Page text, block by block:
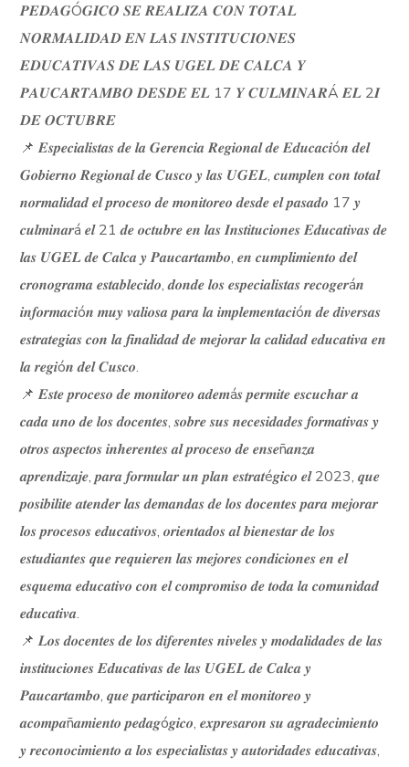
𝑷𝑬𝑫𝑨𝑮Ó𝑮𝑰𝑪𝑶 𝑺𝑬 𝑹𝑬𝑨𝑳𝑰𝒁𝑨 𝑪𝑶𝑵 𝑻𝑶𝑻𝑨𝑳
𝑵𝑶𝑹𝑴𝑨𝑳𝑰𝑫𝑨𝑫 𝑬𝑵 𝑳𝑨𝑺 𝑰𝑵𝑺𝑻𝑰𝑻𝑼𝑪𝑰𝑶𝑵𝑬𝑺
𝑬𝑫𝑼𝑪𝑨𝑻𝑰𝑽𝑨𝑺 𝑫𝑬 𝑳𝑨𝑺 𝑼𝑮𝑬𝑳 𝑫𝑬 𝑪𝑨𝑳𝑪𝑨 𝒀
𝑷𝑨𝑼𝑪𝑨𝑹𝑻𝑨𝑴𝑩𝑶 𝑫𝑬𝑺𝑫𝑬 𝑬𝑳 17 𝒀 𝑪𝑼𝑳𝑴𝑰𝑵𝑨𝑹Á 𝑬𝑳 2𝑰
𝑫𝑬 𝑶𝑪𝑻𝑼𝑩𝑹𝑬
📌 𝑬𝒔𝒑𝒆𝒄𝒊𝒂𝒍𝒊𝒔𝒕𝒂𝒔 𝒅𝒆 𝒍𝒂 𝑮𝒆𝒓𝒆𝒏𝒄𝒊𝒂 𝑹𝒆𝒈𝒊𝒐𝒏𝒂𝒍 𝒅𝒆 𝑬𝒅𝒖𝒄𝒂𝒄𝒊ó𝒏 𝒅𝒆𝒍
𝑮𝒐𝒃𝒊𝒆𝒓𝒏𝒐 𝑹𝒆𝒈𝒊𝒐𝒏𝒂𝒍 𝒅𝒆 𝑪𝒖𝒔𝒄𝒐 𝒚 𝒍𝒂𝒔 𝑼𝑮𝑬𝑳, 𝒄𝒖𝒎𝒑𝒍𝒆𝒏 𝒄𝒐𝒏 𝒕𝒐𝒕𝒂𝒍
𝒏𝒐𝒓𝒎𝒂𝒍𝒊𝒅𝒂𝒅 𝒆𝒍 𝒑𝒓𝒐𝒄𝒆𝒔𝒐 𝒅𝒆 𝒎𝒐𝒏𝒊𝒕𝒐𝒓𝒆𝒐 𝒅𝒆𝒔𝒅𝒆 𝒆𝒍 𝒑𝒂𝒔𝒂𝒅𝒐 17 𝒚
𝒄𝒖𝒍𝒎𝒊𝒏𝒂𝒓á 𝒆𝒍 21 𝒅𝒆 𝒐𝒄𝒕𝒖𝒃𝒓𝒆 𝒆𝒏 𝒍𝒂𝒔 𝑰𝒏𝒔𝒕𝒊𝒕𝒖𝒄𝒊𝒐𝒏𝒆𝒔 𝑬𝒅𝒖𝒄𝒂𝒕𝒊𝒗𝒂𝒔 𝒅𝒆
𝒍𝒂𝒔 𝑼𝑮𝑬𝑳 𝒅𝒆 𝑪𝒂𝒍𝒄𝒂 𝒚 𝑷𝒂𝒖𝒄𝒂𝒓𝒕𝒂𝒎𝒃𝒐, 𝒆𝒏 𝒄𝒖𝒎𝒑𝒍𝒊𝒎𝒊𝒆𝒏𝒕𝒐 𝒅𝒆𝒍
𝒄𝒓𝒐𝒏𝒐𝒈𝒓𝒂𝒎𝒂 𝒆𝒔𝒕𝒂𝒃𝒍𝒆𝒄𝒊𝒅𝒐, 𝒅𝒐𝒏𝒅𝒆 𝒍𝒐𝒔 𝒆𝒔𝒑𝒆𝒄𝒊𝒂𝒍𝒊𝒔𝒕𝒂𝒔 𝒓𝒆𝒄𝒐𝒈𝒆𝒓á𝒏
𝒊𝒏𝒇𝒐𝒓𝒎𝒂𝒄𝒊ó𝒏 𝒎𝒖𝒚 𝒗𝒂𝒍𝒊𝒐𝒔𝒂 𝒑𝒂𝒓𝒂 𝒍𝒂 𝒊𝒎𝒑𝒍𝒆𝒎𝒆𝒏𝒕𝒂𝒄𝒊ó𝒏 𝒅𝒆 𝒅𝒊𝒗𝒆𝒓𝒔𝒂𝒔
𝒆𝒔𝒕𝒓𝒂𝒕𝒆𝒈𝒊𝒂𝒔 𝒄𝒐𝒏 𝒍𝒂 𝒇𝒊𝒏𝒂𝒍𝒊𝒅𝒂𝒅 𝒅𝒆 𝒎𝒆𝒋𝒐𝒓𝒂𝒓 𝒍𝒂 𝒄𝒂𝒍𝒊𝒅𝒂𝒅 𝒆𝒅𝒖𝒄𝒂𝒕𝒊𝒗𝒂 𝒆𝒏
𝒍𝒂 𝒓𝒆𝒈𝒊ó𝒏 𝒅𝒆𝒍 𝑪𝒖𝒔𝒄𝒐.
📌 𝑬𝒔𝒕𝒆 𝒑𝒓𝒐𝒄𝒆𝒔𝒐 𝒅𝒆 𝒎𝒐𝒏𝒊𝒕𝒐𝒓𝒆𝒐 𝒂𝒅𝒆𝒎á𝒔 𝒑𝒆𝒓𝒎𝒊𝒕𝒆 𝒆𝒔𝒄𝒖𝒄𝒉𝒂𝒓 𝒂
𝒄𝒂𝒅𝒂 𝒖𝒏𝒐 𝒅𝒆 𝒍𝒐𝒔 𝒅𝒐𝒄𝒆𝒏𝒕𝒆𝒔, 𝒔𝒐𝒃𝒓𝒆 𝒔𝒖𝒔 𝒏𝒆𝒄𝒆𝒔𝒊𝒅𝒂𝒅𝒆𝒔 𝒇𝒐𝒓𝒎𝒂𝒕𝒊𝒗𝒂𝒔 𝒚
𝒐𝒕𝒓𝒐𝒔 𝒂𝒔𝒑𝒆𝒄𝒕𝒐𝒔 𝒊𝒏𝒉𝒆𝒓𝒆𝒏𝒕𝒆𝒔 𝒂𝒍 𝒑𝒓𝒐𝒄𝒆𝒔𝒐 𝒅𝒆 𝒆𝒏𝒔𝒆ñ𝒂𝒏𝒛𝒂
𝒂𝒑𝒓𝒆𝒏𝒅𝒊𝒛𝒂𝒋𝒆, 𝒑𝒂𝒓𝒂 𝒇𝒐𝒓𝒎𝒖𝒍𝒂𝒓 𝒖𝒏 𝒑𝒍𝒂𝒏 𝒆𝒔𝒕𝒓𝒂𝒕é𝒈𝒊𝒄𝒐 𝒆𝒍 2023, 𝒒𝒖𝒆
𝒑𝒐𝒔𝒊𝒃𝒊𝒍𝒊𝒕𝒆 𝒂𝒕𝒆𝒏𝒅𝒆𝒓 𝒍𝒂𝒔 𝒅𝒆𝒎𝒂𝒏𝒅𝒂𝒔 𝒅𝒆 𝒍𝒐𝒔 𝒅𝒐𝒄𝒆𝒏𝒕𝒆𝒔 𝒑𝒂𝒓𝒂 𝒎𝒆𝒋𝒐𝒓𝒂𝒓
𝒍𝒐𝒔 𝒑𝒓𝒐𝒄𝒆𝒔𝒐𝒔 𝒆𝒅𝒖𝒄𝒂𝒕𝒊𝒗𝒐𝒔, 𝒐𝒓𝒊𝒆𝒏𝒕𝒂𝒅𝒐𝒔 𝒂𝒍 𝒃𝒊𝒆𝒏𝒆𝒔𝒕𝒂𝒓 𝒅𝒆 𝒍𝒐𝒔
𝒆𝒔𝒕𝒖𝒅𝒊𝒂𝒏𝒕𝒆𝒔 𝒒𝒖𝒆 𝒓𝒆𝒒𝒖𝒊𝒆𝒓𝒆𝒏 𝒍𝒂𝒔 𝒎𝒆𝒋𝒐𝒓𝒆𝒔 𝒄𝒐𝒏𝒅𝒊𝒄𝒊𝒐𝒏𝒆𝒔 𝒆𝒏 𝒆𝒍
𝒆𝒔𝒒𝒖𝒆𝒎𝒂 𝒆𝒅𝒖𝒄𝒂𝒕𝒊𝒗𝒐 𝒄𝒐𝒏 𝒆𝒍 𝒄𝒐𝒎𝒑𝒓𝒐𝒎𝒊𝒔𝒐 𝒅𝒆 𝒕𝒐𝒅𝒂 𝒍𝒂 𝒄𝒐𝒎𝒖𝒏𝒊𝒅𝒂𝒅
𝒆𝒅𝒖𝒄𝒂𝒕𝒊𝒗𝒂.
📌 𝑳𝒐𝒔 𝒅𝒐𝒄𝒆𝒏𝒕𝒆𝒔 𝒅𝒆 𝒍𝒐𝒔 𝒅𝒊𝒇𝒆𝒓𝒆𝒏𝒕𝒆𝒔 𝒏𝒊𝒗𝒆𝒍𝒆𝒔 𝒚 𝒎𝒐𝒅𝒂𝒍𝒊𝒅𝒂𝒅𝒆𝒔 𝒅𝒆 𝒍𝒂𝒔
𝒊𝒏𝒔𝒕𝒊𝒕𝒖𝒄𝒊𝒐𝒏𝒆𝒔 𝑬𝒅𝒖𝒄𝒂𝒕𝒊𝒗𝒂𝒔 𝒅𝒆 𝒍𝒂𝒔 𝑼𝑮𝑬𝑳 𝒅𝒆 𝑪𝒂𝒍𝒄𝒂 𝒚
𝑷𝒂𝒖𝒄𝒂𝒓𝒕𝒂𝒎𝒃𝒐, 𝒒𝒖𝒆 𝒑𝒂𝒓𝒕𝒊𝒄𝒊𝒑𝒂𝒓𝒐𝒏 𝒆𝒏 𝒆𝒍 𝒎𝒐𝒏𝒊𝒕𝒐𝒓𝒆𝒐 𝒚
𝒂𝒄𝒐𝒎𝒑𝒂ñ𝒂𝒎𝒊𝒆𝒏𝒕𝒐 𝒑𝒆𝒅𝒂𝒈ó𝒈𝒊𝒄𝒐, 𝒆𝒙𝒑𝒓𝒆𝒔𝒂𝒓𝒐𝒏 𝒔𝒖 𝒂𝒈𝒓𝒂𝒅𝒆𝒄𝒊𝒎𝒊𝒆𝒏𝒕𝒐
𝒚 𝒓𝒆𝒄𝒐𝒏𝒐𝒄𝒊𝒎𝒊𝒆𝒏𝒕𝒐 𝒂 𝒍𝒐𝒔 𝒆𝒔𝒑𝒆𝒄𝒊𝒂𝒍𝒊𝒔𝒕𝒂𝒔 𝒚 𝒂𝒖𝒕𝒐𝒓𝒊𝒅𝒂𝒅𝒆𝒔 𝒆𝒅𝒖𝒄𝒂𝒕𝒊𝒗𝒂𝒔,